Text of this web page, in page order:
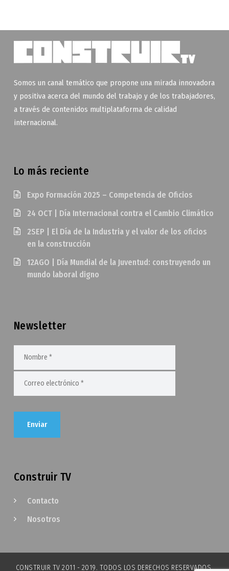
Somos un canal temático que propone una mirada innovadora
y positiva acerca del mundo del trabajo y de los trabajadores,
a través de contenidos multiplataforma de calidad
internacional.
Lo más reciente
Expo Formación 2025 – Competencia de Oficios
24 OCT | Día Internacional contra el Cambio Climático
2SEP | El Día de la Industria y el valor de los oficios
en la construcción
12AGO | Día Mundial de la Juventud: construyendo un
mundo laboral digno
Newsletter
Construir TV
Contacto
Nosotros
CONSTRUIR TV 2011 - 2019. TODOS LOS DERECHOS RESERVADOS.